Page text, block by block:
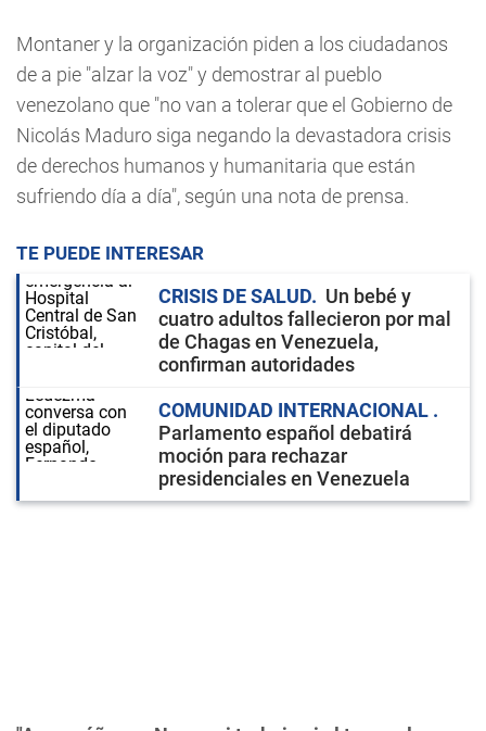
Montaner y la organización piden a los ciudadanos
de a pie "alzar la voz" y demostrar al pueblo
venezolano que "no van a tolerar que el Gobierno de
Nicolás Maduro siga negando la devastadora crisis
de derechos humanos y humanitaria que están
sufriendo día a día", según una nota de prensa.
TE PUEDE INTERESAR
CRISIS DE SALUD
Un bebé y
cuatro adultos fallecieron por mal
de Chagas en Venezuela,
confirman autoridades
COMUNIDAD INTERNACIONAL
Parlamento español debatirá
moción para rechazar
presidenciales en Venezuela